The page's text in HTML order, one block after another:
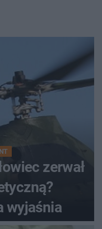
zerwał
wyjaśnia